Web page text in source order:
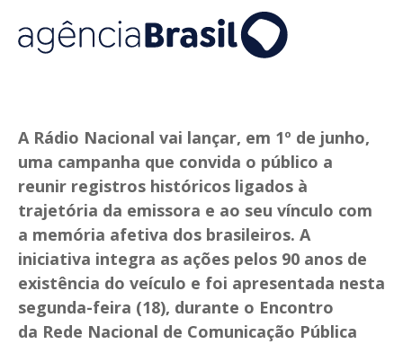
A Rádio Nacional vai lançar, em 1º de junho,
uma campanha que convida o público a
reunir registros históricos ligados à
trajetória da emissora e ao seu vínculo com
a memória afetiva dos brasileiros. A
iniciativa integra as ações pelos 90 anos de
existência do veículo e foi apresentada nesta
segunda-feira (18), durante o Encontro
da Rede Nacional de Comunicação Pública